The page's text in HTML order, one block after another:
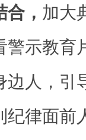
， 加大
警示教育
边人，引
纪律面